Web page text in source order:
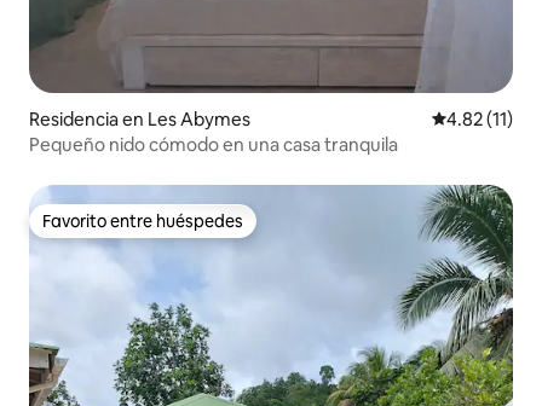
Residencia en Les Abymes Calificación
4.82 (11)
Pequeño nido cómodo en una casa tranquila
Favorito entre huéspedes
Favorito entre huéspedes